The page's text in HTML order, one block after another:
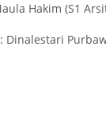
Hakim (S1